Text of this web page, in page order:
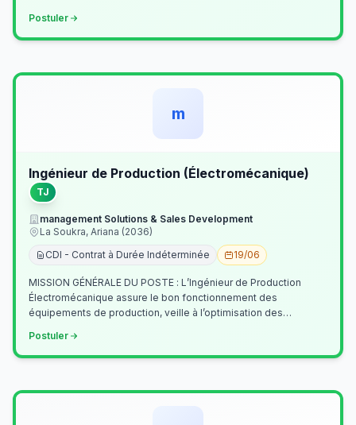
Postuler
m
Ingénieur de Production (Électromécanique)
TJ
management Solutions & Sales Development
La Soukra, Ariana (2036)
CDI - Contrat à Durée Indéterminée
19/06
MISSION GÉNÉRALE DU POSTE : L’Ingénieur de Production
Électromécanique assure le bon fonctionnement des
équipements de production, veille à l’optimisation des
Postuler